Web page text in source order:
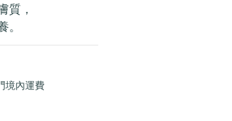
質，
境內運費